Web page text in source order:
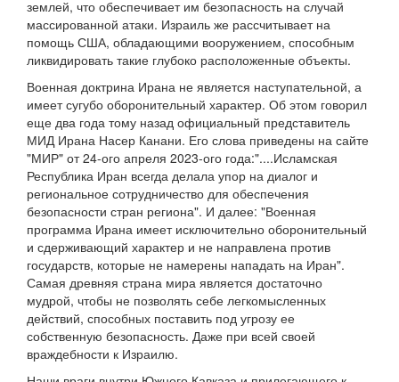
землей, что обеспечивает им безопасность на случай
массированной атаки. Израиль же рассчитывает на
помощь США, обладающими вооружением, способным
ликвидировать такие глубоко расположенные объекты.
Военная доктрина Ирана не является наступательной, а
имеет сугубо оборонительный характер. Об этом говорил
еще два года тому назад официальный представитель
МИД Ирана Насер Канани. Его слова приведены на сайте
"МИР" от 24-ого апреля 2023-ого года:"....Исламская
Республика Иран всегда делала упор на диалог и
региональное сотрудничество для обеспечения
безопасности стран региона". И далее: "Военная
программа Ирана имеет исключительно оборонительный
и сдерживающий характер и не направлена против
государств, которые не намерены нападать на Иран".
Самая древняя страна мира является достаточно
мудрой, чтобы не позволять себе легкомысленных
действий, способных поставить под угрозу ее
собственную безопасность. Даже при всей своей
враждебности к Израилю.